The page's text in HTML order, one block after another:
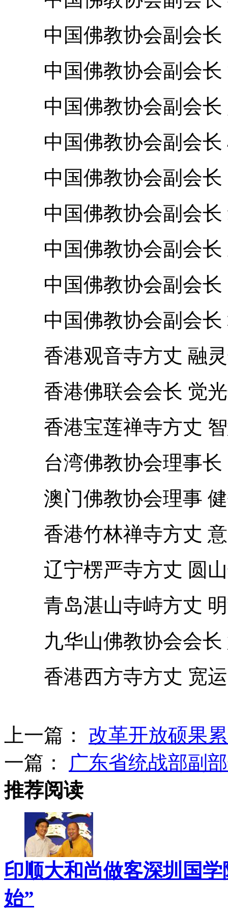
中国佛教协会副会长
中国佛教协会副会长
中国佛教协会副会长
中国佛教协会副会长
中国佛教协会副会长
中国佛教协会副会长
中国佛教协会副会长
中国佛教协会副会长
中国佛教协会副会长
香港观音寺方丈 融灵
香港佛联会会长 觉光
香港宝莲禅寺方丈 智
台湾佛教协会理事长
澳门佛教协会理事 健
香港竹林禅寺方丈 意
辽宁楞严寺方丈 圆山
青岛湛山寺峙方丈 明
九华山佛教协会会长
香港西方寺方丈 宽运
上一篇： 改革开放硕果
一篇： 广东省统战部副
推荐阅读
印顺大和尚做客深圳国
始”